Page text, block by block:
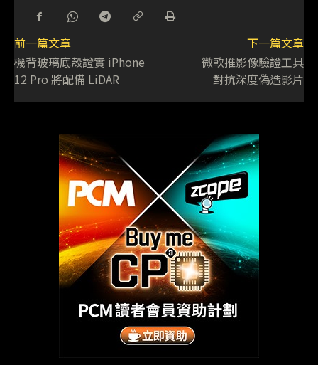
前一篇文章
機背玻璃底殼證實 iPhone
12 Pro 將配備 LiDAR
下一篇文章
微軟推影像驗證工具
對抗深度偽造影片